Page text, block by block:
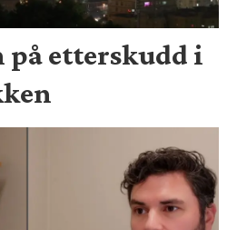
på etterskudd i